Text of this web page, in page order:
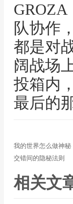
队协作
都是对
阔战场
投箱内
最后的
我的世界怎么做神
交错间的隐秘法则
相关文